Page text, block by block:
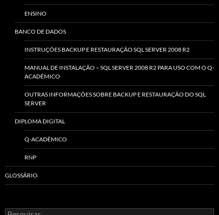
ENSINO
BANCO DE DADOS
INSTRUÇÕES BACKUP E RESTAURAÇÃO SQL SERVER 2008 R2
MANUAL DE INSTALAÇÃO – SQL SERVER 2008 R2 PARA USO COM O Q-
ACADÊMICO
OUTRAS INFORMAÇÕES SOBRE BACKUP E RESTAURAÇÃO DO SQL
SERVER
DIPLOMA DIGITAL
Q-ACADÊMICO
RNP
GLOSSÁRIO
Pesquisar